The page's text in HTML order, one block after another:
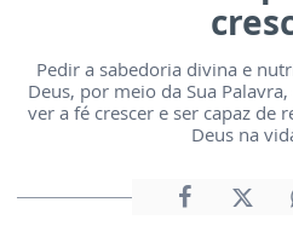
Pedir a sabedoria divina e
Deus, por meio da Sua
ver a fé crescer e ser capaz de
Deus na